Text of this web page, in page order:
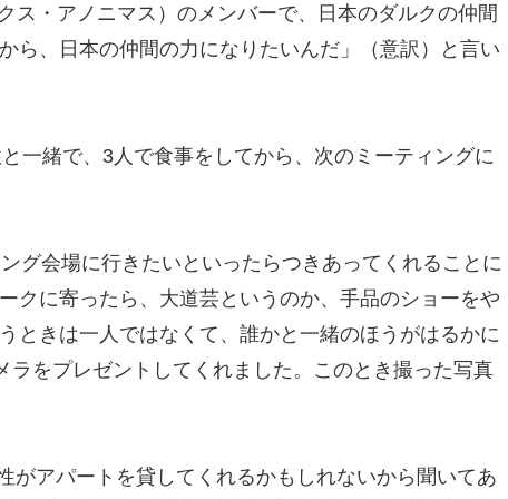
ス・アノニマス）のメンバーで、日本のダルクの仲間
ら、日本の仲間の力になりたいんだ」（意訳）と言い
一緒で、3人で食事をしてから、次のミーティングに
グ会場に行きたいといったらつきあってくれることに
クに寄ったら、大道芸というのか、手品のショーをや
ときは一人ではなくて、誰かと一緒のほうがはるかに
をプレゼントしてくれました。このとき撮った写真
がアパートを貸してくれるかもしれないから聞いてあ